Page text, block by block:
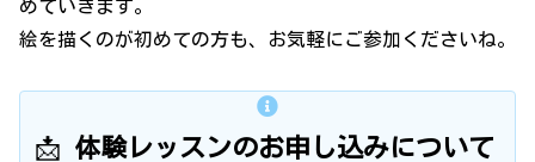
めていきます。
絵を描くのが初めての方も、お気軽にご参加くださいね。
📩 体験レッスンのお申し込みについて